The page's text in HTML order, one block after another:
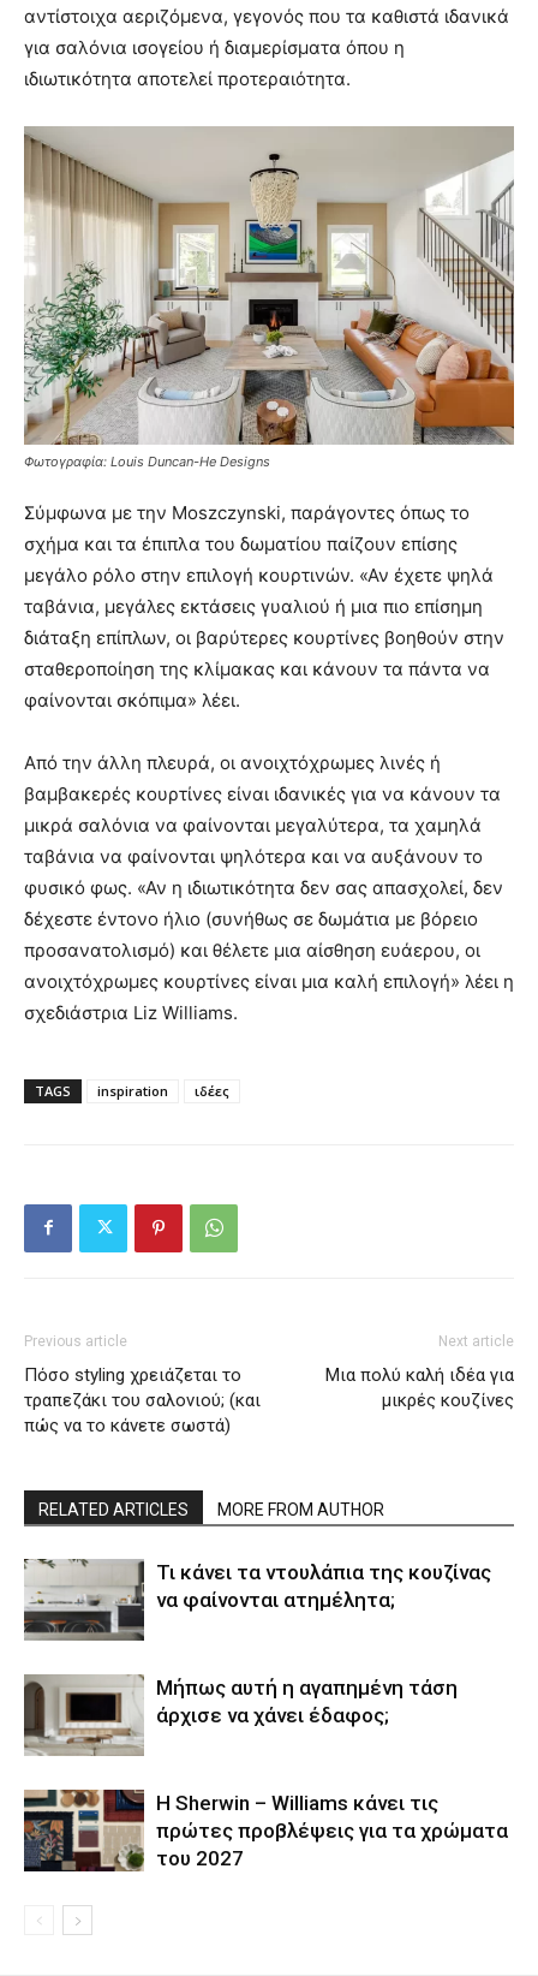
αντίστοιχα αεριζόμενα, γεγονός που τα καθιστά ιδανικά
για σαλόνια ισογείου ή διαμερίσματα όπου η
ιδιωτικότητα αποτελεί προτεραιότητα.
Φωτογραφία: Louis Duncan-He Designs
Σύμφωνα με την Moszczynski, παράγοντες όπως το
σχήμα και τα έπιπλα του δωματίου παίζουν επίσης
μεγάλο ρόλο στην επιλογή κουρτινών. «Αν έχετε ψηλά
ταβάνια, μεγάλες εκτάσεις γυαλιού ή μια πιο επίσημη
διάταξη επίπλων, οι βαρύτερες κουρτίνες βοηθούν στην
σταθεροποίηση της κλίμακας και κάνουν τα πάντα να
φαίνονται σκόπιμα» λέει.
Από την άλλη πλευρά, οι ανοιχτόχρωμες λινές ή
βαμβακερές κουρτίνες είναι ιδανικές για να κάνουν τα
μικρά σαλόνια να φαίνονται μεγαλύτερα, τα χαμηλά
ταβάνια να φαίνονται ψηλότερα και να αυξάνουν το
φυσικό φως. «Αν η ιδιωτικότητα δεν σας απασχολεί, δεν
δέχεστε έντονο ήλιο (συνήθως σε δωμάτια με βόρειο
προσανατολισμό) και θέλετε μια αίσθηση ευάερου, οι
ανοιχτόχρωμες κουρτίνες είναι μια καλή επιλογή» ​​λέει η
σχεδιάστρια Liz Williams.
TAGS inspiration ιδέες
Previous article
Πόσο styling χρειάζεται το
τραπεζάκι του σαλονιού; (και
πώς να το κάνετε σωστά)
Next article
Μια πολύ καλή ιδέα για
μικρές κουζίνες
RELATED ARTICLES MORE FROM AUTHOR
Τι κάνει τα ντουλάπια της κουζίνας
να φαίνονται ατημέλητα;
Μήπως αυτή η αγαπημένη τάση
άρχισε να χάνει έδαφος;
Η Sherwin – Williams κάνει τις
πρώτες προβλέψεις για τα χρώματα
του 2027